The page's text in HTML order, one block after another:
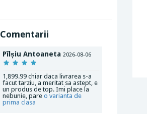
Comentarii
Pîlșiu Antoaneta 2026-08-06
1,899.99 chiar daca livrarea s-a
facut tarziu, a meritat sa astept, e
un produs de top. Imi place la
nebunie, pare o varianta de
prima clasa